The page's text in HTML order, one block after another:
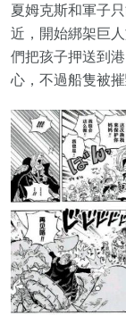
夏姆克斯和軍子
近，開始綁架巨
們把孩子押送到
心，不過船隻被